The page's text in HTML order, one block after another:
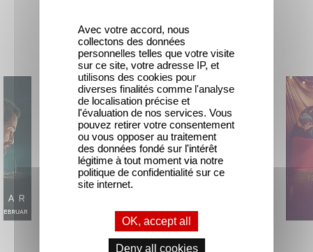
New releases
The Hunt Mexico 86
Avec votre accord, nous
collectons des données
personnelles telles que votre visite
sur ce site, votre adresse IP, et
utilisons des cookies pour
diverses finalités comme l'analyse
de localisation précise et
l'évaluation de nos services. Vous
pouvez retirer votre consentement
ou vous opposer au traitement
des données fondé sur l'intérêt
légitime à tout moment via notre
politique de confidentialité sur ce
site internet.
OK, accept all
Deny all cookies